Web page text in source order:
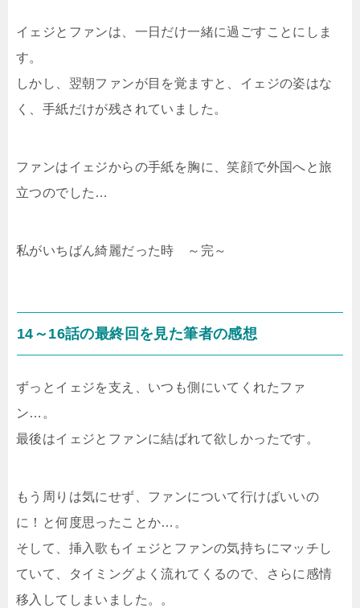
イェジとファンは、一日だけ一緒に過ごすことにしま
す。
しかし、翌朝ファンが目を覚ますと、イェジの姿はな
く、手紙だけが残されていました。
ファンはイェジからの手紙を胸に、笑顔で外国へと旅
立つのでした…
私がいちばん綺麗だった時 ～完～
14～16話の最終回を見た筆者の感想
ずっとイェジを支え、いつも側にいてくれたファ
ン…。
最後はイェジとファンに結ばれて欲しかったです。
もう周りは気にせず、ファンについて行けばいいの
に！と何度思ったことか…。
そして、挿入歌もイェジとファンの気持ちにマッチし
ていて、タイミングよく流れてくるので、さらに感情
移入してしまいました。。